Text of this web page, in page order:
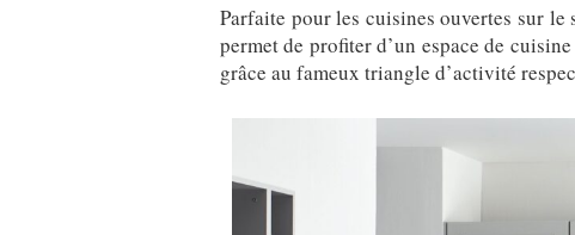
Parfaite pour les cuisines ouvertes sur
permet de profiter d’un espace de
grâce au fameux triangle d’activité